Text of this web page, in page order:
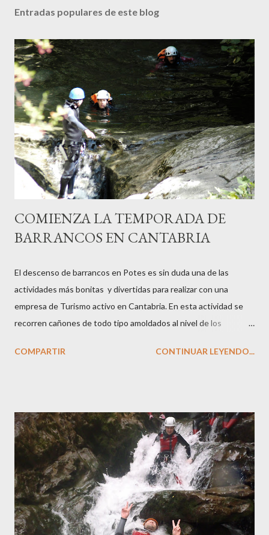
Entradas populares de este blog
COMIENZA LA TEMPORADA DE
BARRANCOS EN CANTABRIA
El descenso de barrancos en Potes es sin duda una de las
actividades más bonitas y divertidas para realizar con una
empresa de Turismo activo en Cantabria. En esta actividad se
recorren cañones de todo tipo amoldados al nivel de los
puedan disfrutar de esta aventura y diversión. El descenso de
itinerarios, tarifas...)
COMPARTIR CONTINUAR LEYENDO...